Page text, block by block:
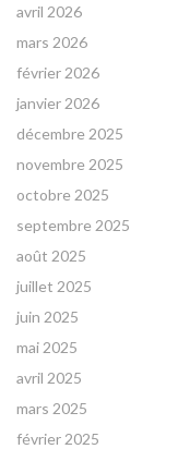
avril 2026
mars 2026
février 2026
janvier 2026
décembre 2025
novembre 2025
octobre 2025
septembre 2025
août 2025
juillet 2025
juin 2025
mai 2025
avril 2025
mars 2025
février 2025